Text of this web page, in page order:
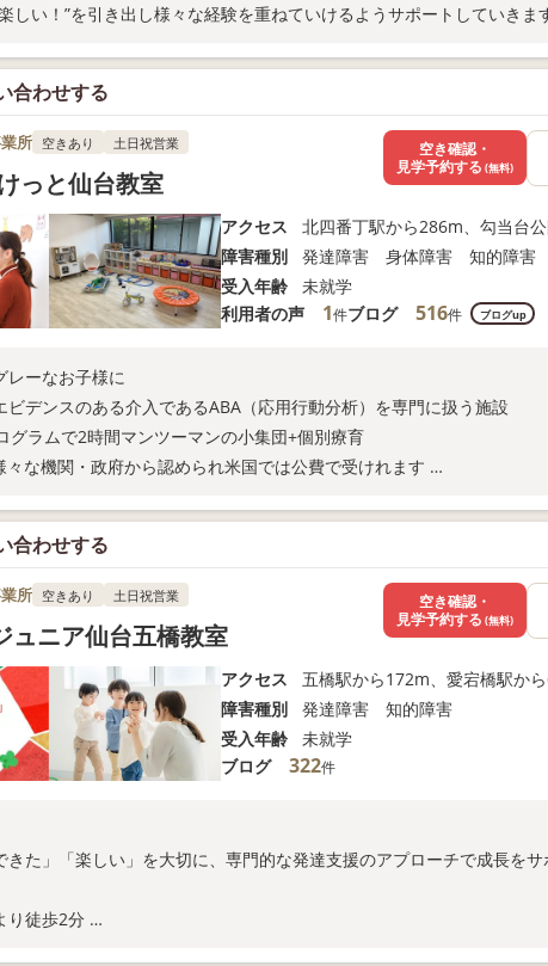
しい！”を引き出し様々な経験を重ねていけるようサポートしていきま
合わせする
所 空きあり 土日祝営業
っと仙台教室
アクセス
北四番丁駅から286m、勾当台
障害種別
発達障害 身体障害 知的障害
受入年齢
未就学
利用者の声
1件ブログ 516件 ブログup
レーなお子様に
ビデンスのある介入であるABA（応用行動分析）を専門に扱う施設
グラムで2時間マンツーマンの小集団+個別療育
々な機関・政府から認められ米国では公費で受けれます
空き確認・
見学予約する (無料)
合わせする
所 空きあり 土日祝営業
ュニア仙台五橋教室
アクセス
五橋駅から172m、愛宕橋駅か
障害種別
発達障害 知的障害
受入年齢
未就学
ブログ
322件
きた」「楽しい」を大切に、専門的な発達支援のアプローチで成長をサ
り徒歩2分
空き確認・
見学予約する (無料)